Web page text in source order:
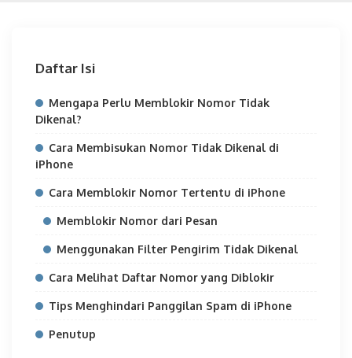
Daftar Isi
Mengapa Perlu Memblokir Nomor Tidak
Dikenal?
Cara Membisukan Nomor Tidak Dikenal di
iPhone
Cara Memblokir Nomor Tertentu di iPhone
Memblokir Nomor dari Pesan
Menggunakan Filter Pengirim Tidak Dikenal
Cara Melihat Daftar Nomor yang Diblokir
Tips Menghindari Panggilan Spam di iPhone
Penutup